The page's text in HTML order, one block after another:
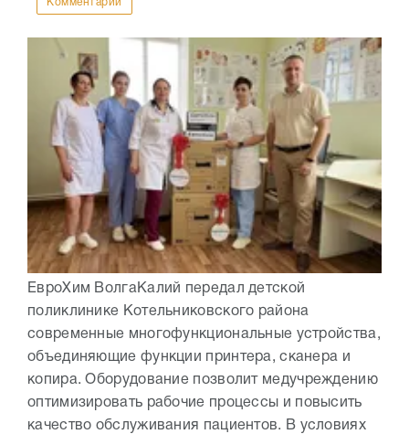
Комментарии
ЕвроХим ВолгаКалий передал детской
поликлинике Котельниковского района
современные многофункциональные устройства,
объединяющие функции принтера, сканера и
копира. Оборудование позволит медучреждению
оптимизировать рабочие процессы и повысить
качество обслуживания пациентов. В условиях